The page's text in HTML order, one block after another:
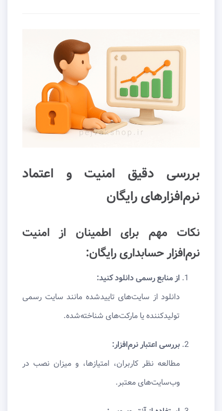
بررسی دقیق امنیت و اعتماد
نرم‌افزارهای رایگان
نکات مهم برای اطمینان از امنیت
نرم‌افزار حسابداری رایگان:
از منابع رسمی دانلود کنید:
دانلود از سایت‌های تاییدشده مانند سایت رسمی
تولیدکننده یا مارکت‌های شناخته‌شده.
بررسی اعتبار نرم‌افزار:
مطالعه نظر کاربران، امتیازها، و میزان نصب در
وب‌سایت‌های معتبر.